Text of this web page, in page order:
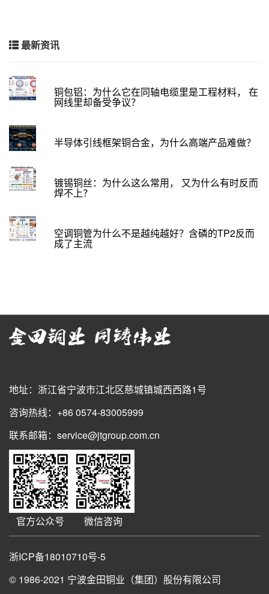
最新资讯
铜包铝：为什么它在同轴电缆里是工程材料， 在
网线里却备受争议？
半导体引线框架铜合金，为什么高端产品难做？
镀锡铜丝：为什么这么常用， 又为什么有时反而
焊不上？
空调铜管为什么不是越纯越好？含磷的TP2反而
成了主流
地址：浙江省宁波市江北区慈城镇城西西路1号
咨询热线：+86 0574-83005999
联系邮箱：service@jtgroup.com.cn
官方公众号 微信咨询
浙ICP备18010710号-5
© 1986-2021 宁波金田铜业（集团）股份有限公司